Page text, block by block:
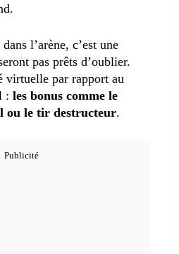
l’arène, c’est une
pas prêts d’oublier.
virtuelle par rapport au
: les bonus comme le
ou le tir destructeur.